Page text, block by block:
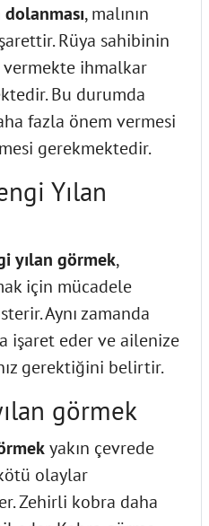
, malının
Rüya sahibinin
vermekte ihmalkar
Bu durumda
fazla önem vermesi
gerekmektedir.
Yılan
yılan görmek,
için mücadele
Aynı zamanda
işaret eder ve ailenize
gerektiğini belirtir.
görmek
yakın çevrede
olaylar
Zehirli kobra daha